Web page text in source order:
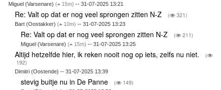
Miguel (Varsenare) ( 15m) -- 31-07-2025 13:21
Re: Valt op dat er nog veel sprongen zitten N-Z ( 321)
Bart (Oostakker) ( 10m) -- 31-07-2025 13:23
Re: Valt op dat er nog veel sprongen zitten N-Z ( 211)
Miguel (Varsenare)( 15m) -- 31-07-2025 13:25
Altijd hetzelfde hier, ik reken nooit nog op iets, zelfs nu niet.
(
192)
Dimitri (Oostende) -- 31-07-2025 13:39
stevig buitje nu in De Panne ( 149)